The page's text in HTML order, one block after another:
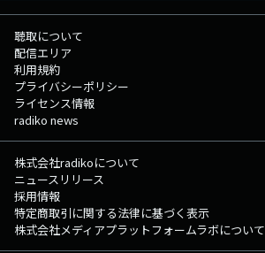
聴取について
配信エリア
利用規約
プライバシーポリシー
ライセンス情報
radiko news
株式会社radikoについて
ニュースリリース
採用情報
特定商取引に関する法律に基づく表示
株式会社メディアプラットフォームラボについて